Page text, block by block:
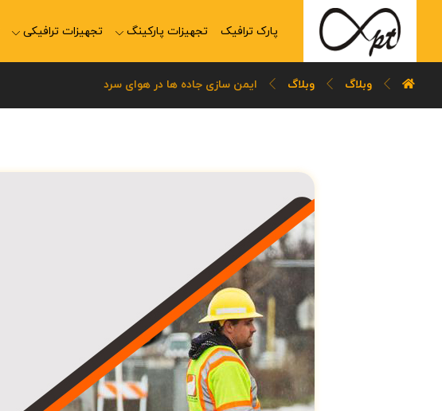
پارک ترافیک تجهیزات پارکینگ تجهیزات ترافیکی
وبلاگ وبلاگ ایمن سازی جاده ها در هوای سرد